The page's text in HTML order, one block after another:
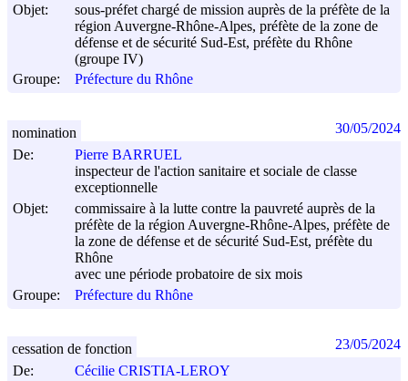
Objet:
sous-préfet chargé de mission auprès de la préfète de la
région Auvergne-Rhône-Alpes, préfète de la zone de
défense et de sécurité Sud-Est, préfète du Rhône
(groupe IV)
Groupe:
Préfecture du Rhône
De:
Pierre BARRUEL
inspecteur de l'action sanitaire et sociale de classe
exceptionnelle
Objet:
commissaire à la lutte contre la pauvreté auprès de la
préfète de la région Auvergne-Rhône-Alpes, préfète de
la zone de défense et de sécurité Sud-Est, préfète du
Rhône
avec une période probatoire de six mois
Groupe:
Préfecture du Rhône
nomination 30/05/2024
De:
Cécilie CRISTIA-LEROY
cessation de fonction 23/05/2024